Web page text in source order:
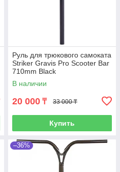
Руль для трюкового самоката
Striker Gravis Pro Scooter Bar
710mm Black
В наличии
20 000 ₸ 33 000 ₸
Купить
–36%